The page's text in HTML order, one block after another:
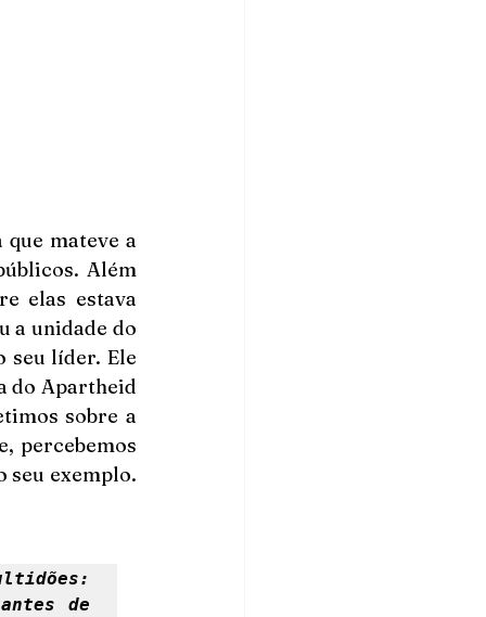
mateve a
Além
elas estava
a unidade do
seu líder. Ele
do Apartheid
sobre a
percebemos
seu exemplo.
de